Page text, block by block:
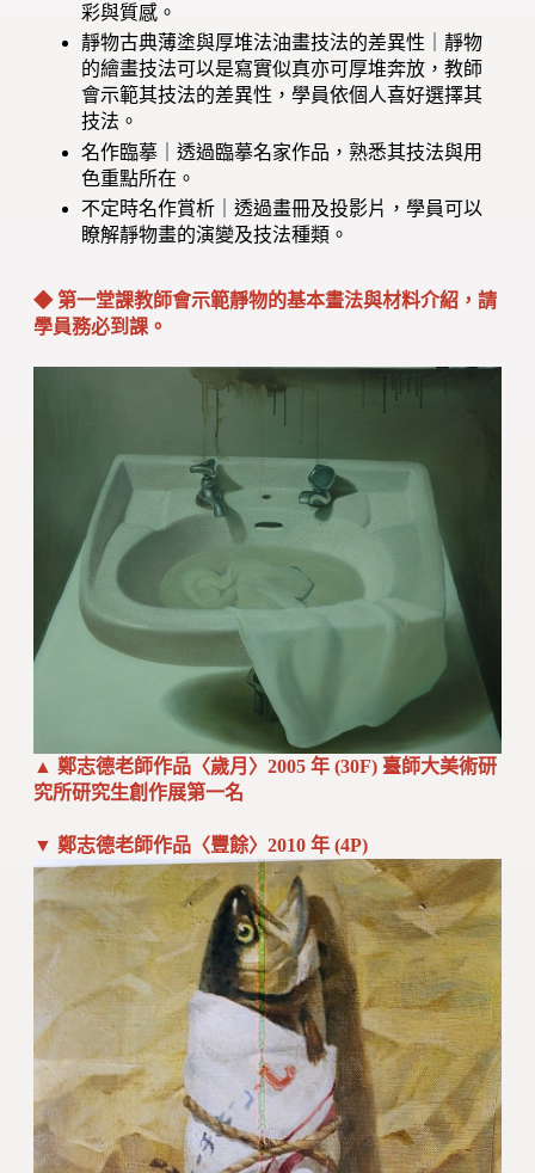
彩與質感。
靜物古典薄塗與厚堆法油畫技法的差異性｜靜物
的繪畫技法可以是寫實似真亦可厚堆奔放，教師
會示範其技法的差異性，學員依個人喜好選擇其
技法。
名作臨摹｜透過臨摹名家作品，熟悉其技法與用
色重點所在。
不定時名作賞析｜透過畫冊及投影片，學員可以
瞭解靜物畫的演變及技法種類。
◆ 第一堂課教師會示範靜物的基本畫法與材料介紹，請
學員務必到課。
▲ 鄭志德老師作品〈歲月〉2005 年 (30F) 臺師大美術研
究所研究生創作展第一名
▼ 鄭志德老師作品〈豐餘〉2010 年 (4P)